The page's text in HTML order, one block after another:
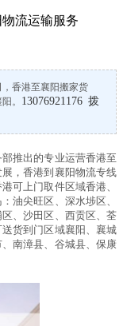
流运输服务
香港至襄阳搬家货
。 13076921176 拨
推出的专业运营香港至
，香港到襄阳物流专线
可上门取件区域香港、
油尖旺区、深水埗区、
、沙田区、西贡区、荃
货到门区域襄阳、襄城
南漳县、谷城县、保康